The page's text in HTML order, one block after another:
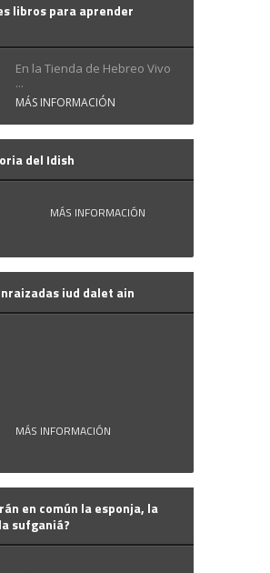
libros para aprender
En la Tienda de Hebreo Vivo
...
MÁS INFORMACIÓN
del Idish
MÁS INFORMACIÓN
iud dalet ain
MÁS INFORMACIÓN
en común la esponja, la
sufganiá?